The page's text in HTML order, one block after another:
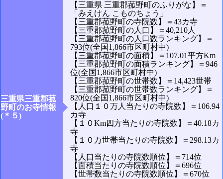
三重県三重郡菰
野町のお寺情報
(＊５)
【三重県 三重郡菰野町のふりがな】＝
「みえけん こものちょう」
【三重郡菰野町の寺院数】＝43カ寺
【三重郡菰野町の人口】＝40,210人
【三重郡菰野町の人口数ランキング】＝
793位(全国1,866市区町村中)
【三重郡菰野町の面積】＝107.01平方Km
【三重郡菰野町の面積ランキング】＝946
位(全国1,866市区町村中)
【三重郡菰野町の世帯数】＝14,423世帯
【三重郡菰野町の世帯数ランキング】＝
820位(全国1,866市区町村中)
【人口１０万人当たりの寺院数】＝106.94
カ寺
【１０Km四方当たりの寺院数】＝40.18カ
寺
【１０万世帯当たりの寺院数】＝298.13カ
寺
【人口当たりの寺院数順位】＝714位
【面積当たりの寺院数順位】＝696位
【世帯数当たりの寺院数順位】＝670位